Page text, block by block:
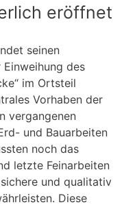
eröffnet
seinen
des
im Ortsteil
Vorhaben der
vergangenen
und Bauarbeiten
noch das
letzte Feinarbeiten
und qualitativ
Diese